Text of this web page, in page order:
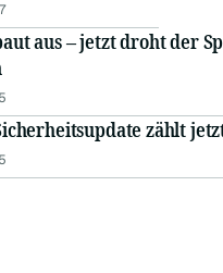
aus – jetzt droht der
zählt